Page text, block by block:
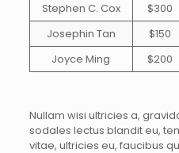
Stephen C. Cox $300
Josephin Tan
$150
Joyce Ming
$200
Nullam wisi ultricies a,
sodales lectus blandit eu,
vitae, ultricies eu, faucibus